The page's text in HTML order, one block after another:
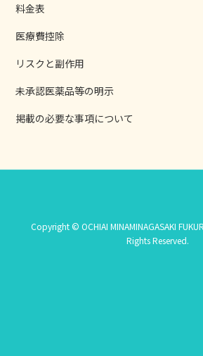
料金表
医療費控除
リスクと副作用
未承認医薬品等の明示
掲載の必要な事項について
Copyright © OCHIAI MINAMINAGASAKI
Rights Reserved.